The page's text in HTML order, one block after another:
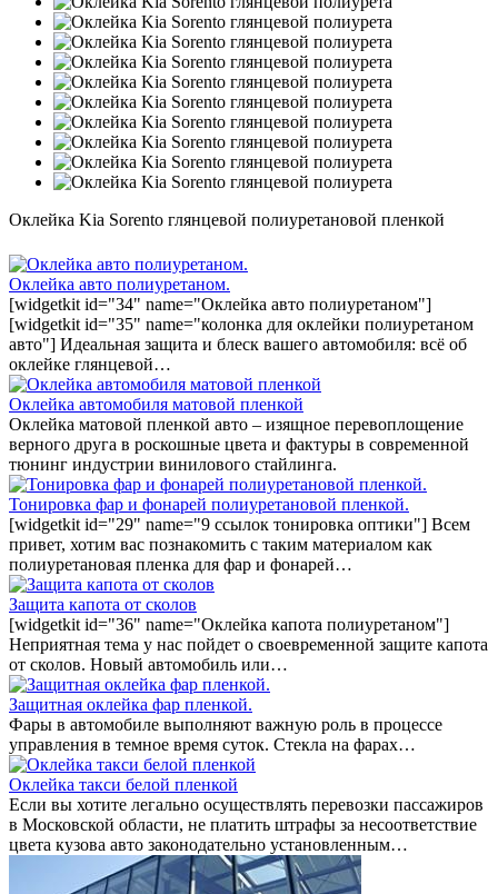
Оклейка Kia Sorento глянцевой полиуретановой пленкой
Оклейка авто полиуретаном.
[widgetkit id="34" name="Оклейка авто полиуретаном"]
[widgetkit id="35" name="колонка для оклейки полиуретаном
авто"] Идеальная защита и блеск вашего автомобиля: всё об
оклейке глянцевой…
Оклейка автомобиля матовой пленкой
Оклейка матовой пленкой авто – изящное перевоплощение
верного друга в роскошные цвета и фактуры в современной
тюнинг индустрии винилового стайлинга.
Тонировка фар и фонарей полиуретановой пленкой.
[widgetkit id="29" name="9 ссылок тонировка оптики"] Всем
привет, хотим вас познакомить с таким материалом как
полиуретановая пленка для фар и фонарей…
Защита капота от сколов
[widgetkit id="36" name="Оклейка капота полиуретаном"]
Неприятная тема у нас пойдет о своевременной защите капота
от сколов. Новый автомобиль или…
Защитная оклейка фар пленкой.
Фары в автомобиле выполняют важную роль в процессе
управления в темное время суток. Стекла на фарах…
Оклейка такси белой пленкой
Если вы хотите легально осуществлять перевозки пассажиров
в Московской области, не платить штрафы за несоответствие
цвета кузова авто законодательно установленным…